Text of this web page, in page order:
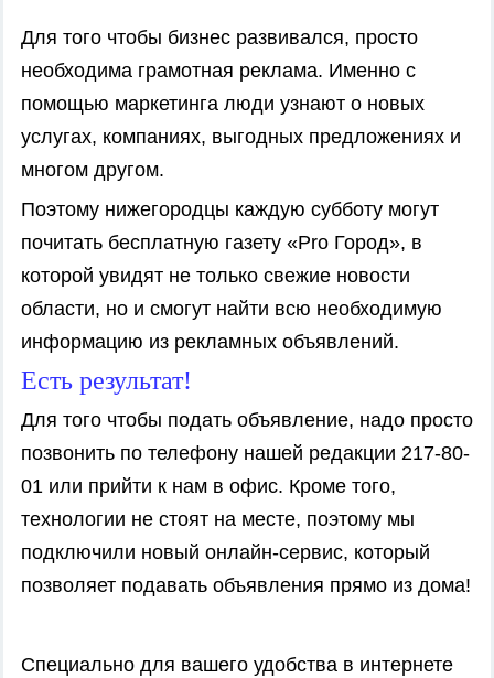
Для того чтобы бизнес развивался, просто
необходима грамотная реклама. Именно с
помощью маркетинга люди узнают о новых
услугах, компаниях, выгодных предложениях и
многом другом.
Поэтому нижегородцы каждую субботу могут
почитать бесплатную газету «Pro Город», в
которой увидят не только свежие новости
области, но и смогут найти всю необходимую
информацию из рекламных объявлений.
Есть результат!
Для того чтобы подать объявление, надо просто
позвонить по телефону нашей редакции 217-80-
01 или прийти к нам в офис. Кроме того,
технологии не стоят на месте, поэтому мы
подключили новый онлайн-сервис, который
позволяет подавать объявления прямо из дома!
Специально для вашего удобства в интернете